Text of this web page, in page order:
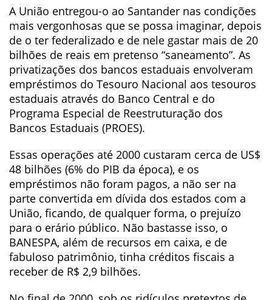
A União entregou-o ao Santander nas condições
mais vergonhosas que se possa imaginar, depois
de o ter federalizado e de nele gastar mais de 20
bilhões de reais em pretenso “saneamento”. As
privatizações dos bancos estaduais envolveram
empréstimos do Tesouro Nacional aos tesouros
estaduais através do Banco Central e do
Programa Especial de Reestruturação dos
Bancos Estaduais (PROES).
Essas operações até 2000 custaram cerca de US$
48 bilhões (6% do PIB da época), e os
empréstimos não foram pagos, a não ser na
parte convertida em dívida dos estados com a
União, ficando, de qualquer forma, o prejuízo
para o erário público. Não bastasse isso, o
BANESPA, além de recursos em caixa, e de
fabuloso patrimônio, tinha créditos fiscais a
receber de R$ 2,9 bilhões.